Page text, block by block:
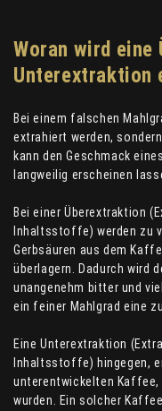
Woran wird eine
Unterextraktion
Bei einem falschen
extrahiert werden,
kann den Geschmack
langweilig erscheinen
Bei einer Überextraktion
Inhaltsstoffe) werden zu
Gerbsäuren aus dem
überlagern. Dadurch wird
unangenehm bitter und
ein feiner Mahlgrad eine
Eine Unterextraktion
Inhaltsstoffe) hingegen,
unterentwickelten Kaffee,
wurden. Ein solcher